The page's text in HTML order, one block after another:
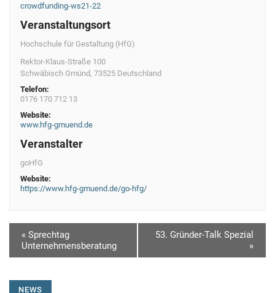
crowdfunding-ws21-22
Veranstaltungsort
Hochschule für Gestaltung (HfG)
Rektor-Klaus-Straße 100
Schwäbisch Gmünd, 73525 Deutschland
Telefon:
0176 170 712 13
Website:
www.hfg-gmuend.de
Veranstalter
goHfG
Website:
https://www.hfg-gmuend.de/go-hfg/
« Sprechtag
Unternehmensberatung
53. Gründer-Talk Spezial
»
NEWS